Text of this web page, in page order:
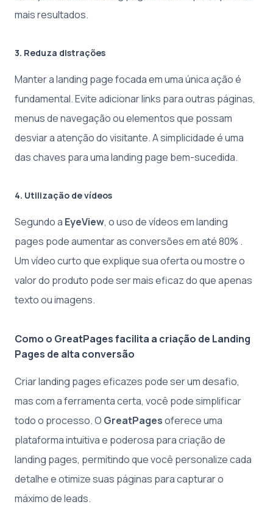
mais resultados.
3. Reduza distrações
Manter a landing page focada em uma única ação é
fundamental. Evite adicionar links para outras páginas,
menus de navegação ou elementos que possam
desviar a atenção do visitante. A simplicidade é uma
das chaves para uma landing page bem-sucedida.
4. Utilização de vídeos
Segundo a EyeView, o uso de vídeos em landing
pages pode aumentar as conversões em até 80% .
Um vídeo curto que explique sua oferta ou mostre o
valor do produto pode ser mais eficaz do que apenas
texto ou imagens.
Como o GreatPages facilita a criação de Landing
Pages de alta conversão
Criar landing pages eficazes pode ser um desafio,
mas com a ferramenta certa, você pode simplificar
todo o processo. O GreatPagesoferece uma
plataforma intuitiva e poderosa para criação de
landing pages, permitindo que você personalize cada
detalhe e otimize suas páginas para capturar o
máximo de leads.